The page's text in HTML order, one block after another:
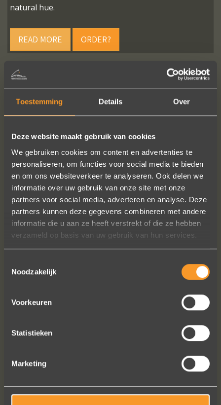
Toestemming Details Over
Deze website maakt gebruik van cookies
We gebruiken cookies om content en advertenties te
personaliseren, om functies voor social media te bieden
en om ons websiteverkeer te analyseren. Ook delen we
informatie over uw gebruik van onze site met onze
partners voor social media, adverteren en analyse. Deze
partners kunnen deze gegevens combineren met andere
informatie die u aan ze heeft verstrekt of die ze hebben
verzameld op basis van uw gebruik van hun services.
Noodzakelijk
Voorkeuren
Statistieken
Marketing
natural hue.
READ MORE ORDER?
FOLLOW US ON SOCIAL MEDIA
Wat een prachtige ervaring ! Heel
professioneel team, persoonlijk en
warm onthaal, verzorgde service,
punctueel in het uitvoeren van de
bestelling, permanent contact per
email tot het versturen van van de